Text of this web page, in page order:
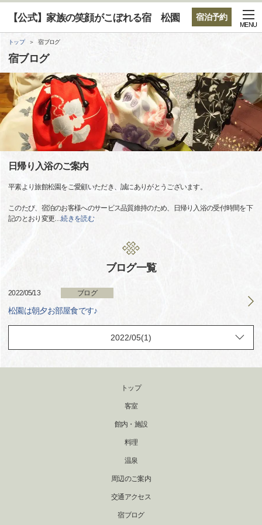
宿泊予約
【公式】家族の笑顔がこぼれる宿 松園
MENU
トップ 宿ブログ
宿ブログ
日帰り入浴のご案内
平素より旅館松園をご愛顧いただき、誠にありがとうございます。
このたび、宿泊のお客様へのサービス品質維持のため、日帰り入浴の受付時間を下
記のとおり変更…続きを読む
ブログ一覧
2022/05/13 ブログ
松園は朝夕お部屋食です♪
トップ
客室
館内・施設
料理
温泉
周辺のご案内
交通アクセス
宿ブログ